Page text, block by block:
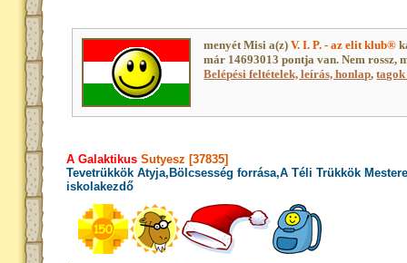
menyét Misi a(z)V. I. P. - az elit klub®
már 14693013 pontja van. Nem rossz,
Belépési feltételek, leírás, honlap,
A Galaktikus Sutyesz [37835]
Tevetrükkök Atyja,Bölcsesség forrása,A Téli Trükkök
iskolakezdő